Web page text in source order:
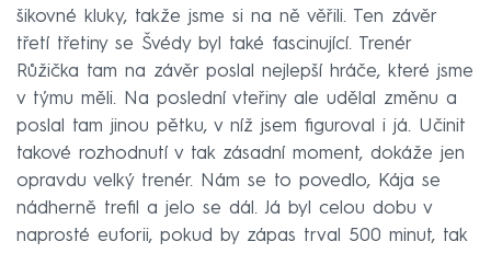
šikovné kluky, takže jsme si na ně věřili. Ten závěr
třetí třetiny se Švédy byl také fascinující. Trenér
Růžička tam na závěr poslal nejlepší hráče, které jsme
v týmu měli. Na poslední vteřiny ale udělal změnu a
poslal tam jinou pětku, v níž jsem figuroval i já. Učinit
takové rozhodnutí v tak zásadní moment, dokáže jen
opravdu velký trenér. Nám se to povedlo, Kája se
nádherně trefil a jelo se dál. Já byl celou dobu v
naprosté euforii, pokud by zápas trval 500 minut, tak